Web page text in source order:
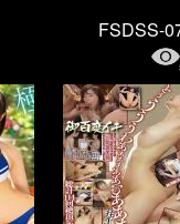
FSDSS-